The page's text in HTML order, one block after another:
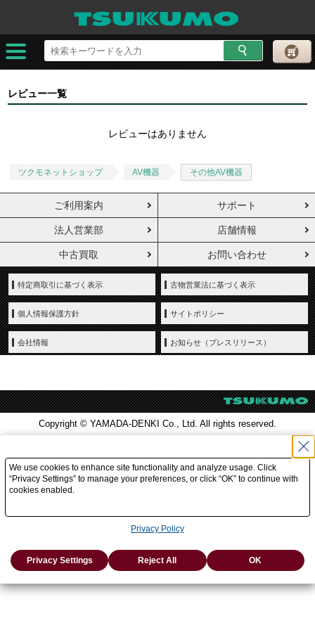
レビュー一覧
レビューはありません
ツクモネットショップ AV機器 その他AV機器
ご利用案内 サポート
法人営業部 店舗情報
中古買取 お問い合わせ
特定商取引に基づく表示 古物営業法に基づく表示
個人情報保護方針 サイトポリシー
会社情報 お知らせ（プレスリリース）
Copyright © YAMADA-DENKI Co., Ltd. All rights reserved.
We use cookies to enhance site functionality and analyze usage. Click
“Privacy Settings” to manage your preferences, or click “OK” to continue with
cookies enabled.
Privacy Policy
Privacy Settings Reject All OK